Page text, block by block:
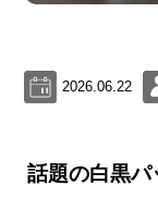
2026.06.22
話題の白黒パ